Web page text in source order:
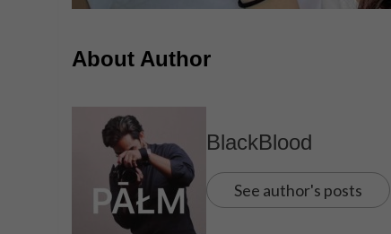
About Author
BlackBlood
See author's posts